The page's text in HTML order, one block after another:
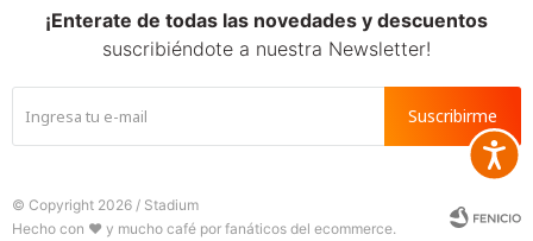
¡Enterate de todas las novedades y descuentos
suscribiéndote a nuestra Newsletter!
Suscribirme
© Copyright 2026 / Stadium